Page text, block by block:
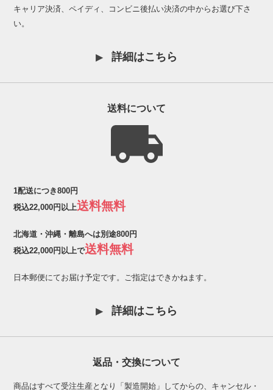
キャリア決済、ペイディ、コンビニ後払い決済の中からお選び下さ
い。
詳細はこちら
送料について
1配送につき800円
税込22,000円以上送料無料
北海道・沖縄・離島へは別途800円
税込22,000円以上で送料無料
日本郵便にてお届け予定です。ご指定はできかねます。
詳細はこちら
返品・交換について
商品はすべて受注生産となり「製造開始」してからの、キャンセル・